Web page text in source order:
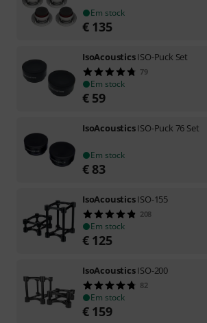
Em stock
€ 135
IsoAcousticsISO-Puck Set
79
Em stock
€ 59
IsoAcousticsISO-Puck 76 Set
Em stock
€ 83
IsoAcousticsISO-155
208
Em stock
€ 125
IsoAcousticsISO-200
82
Em stock
€ 159